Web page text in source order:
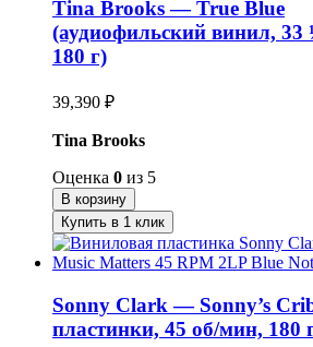
Tina Brooks — True Blue
(аудиофильский винил, 33
180 г)
39,390 ₽
Tina Brooks
Оценка 0 из 5
В корзину
Купить в 1 клик
Sonny Clark — Sonny’s
пластинки, 45 об/мин, 180